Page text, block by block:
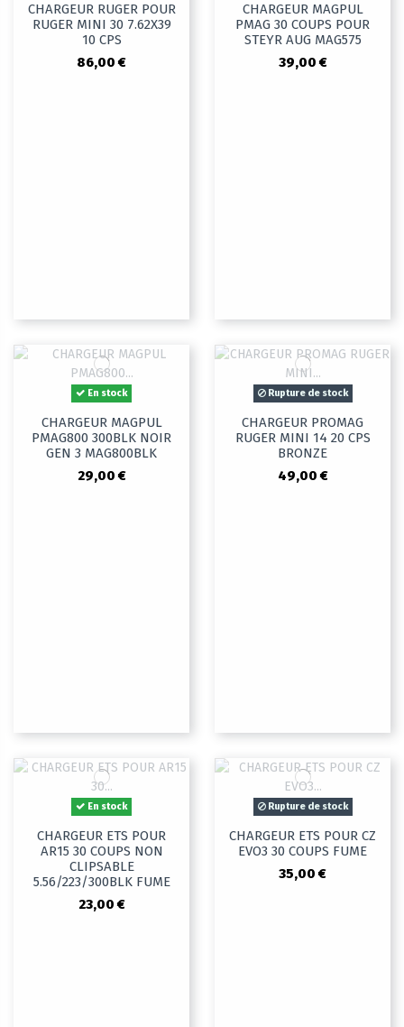
CHARGEUR RUGER POUR
RUGER MINI 30 7.62X39
10 CPS
86,00 €
CHARGEUR MAGPUL
PMAG 30 COUPS POUR
STEYR AUG MAG575
39,00 €
En stock
CHARGEUR MAGPUL
PMAG800 300BLK NOIR
GEN 3 MAG800BLK
29,00 €
Rupture de stock
CHARGEUR PROMAG
RUGER MINI 14 20 CPS
BRONZE
49,00 €
En stock
CHARGEUR ETS POUR
AR15 30 COUPS NON
CLIPSABLE
5.56/223/300BLK FUME
23,00 €
Rupture de stock
CHARGEUR ETS POUR CZ
EVO3 30 COUPS FUME
35,00 €